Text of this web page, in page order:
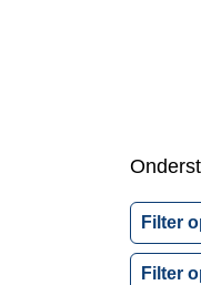
Filter
op
status
Filter